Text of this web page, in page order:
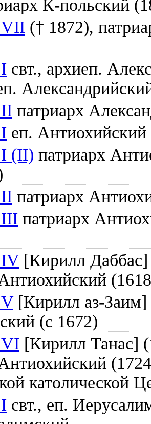
К-польский
(† 1872),
свт., архиеп.
патриарх
еп.
(II) патриарх
патриарх
патриарх
[Кирилл Даббас]
[Кирилл аз-Заим]
(с 1672)
[Кирилл Танас]
католической
свт., еп.